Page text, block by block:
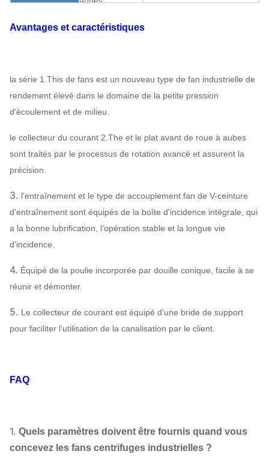
Boîte de vitesse Accouplement
Rapport du
refroidissement
Refroidissement à l'air,
refroidissement par l'eau,
Système
configuration
WEG, TECO,
SIMO, marque
Peut
SS304, SS316,
acier 45# (acier de
Bâti de système, écran protecteur,
compensateur de canalisation de silencieux,
Avantages et caractéristiques
la série 1.This de fans est un nouveau type de fan industrielle de
rendement élevé dans le domaine de la petite pression
d'écoulement et de milieu.
le collecteur du courant 2.The et le plat avant de roue à aubes
sont traités par le processus de rotation avancé et assurent la
précision.
3. l'entraînement et le type de accouplement fan de V-ceinture
d'entraînement sont équipés de la boîte d'incidence intégrale, qui
a la bonne lubrification, l'opération stable et la longue vie
d'incidence.
4. Équipé de la poulie incorporée par douille conique, facile à se
réunir et démonter.
5. Le collecteur de courant est équipé d'une bride de support
pour faciliter l'utilisation de la canalisation par le client.
FAQ
1. Quels paramètres doivent être fournis quand vous
concevez les fans centrifuges industrielles ?